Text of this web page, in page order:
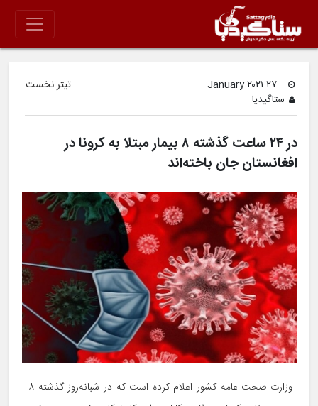
۲۷ January ۲۰۲۱
ستاگیدیا
تیتر نخست
در ۲۴ ساعت گذشته ۸ بیمار مبتلا به کرونا در
افغانستان جان باخته‌اند
وزارت صحت عامه کشور اعلام کرده است که در شبانه‌روز گذشته ۸